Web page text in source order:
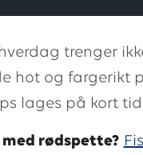
trenger
hot og fargerikt
lages på kort tid
rødspette?